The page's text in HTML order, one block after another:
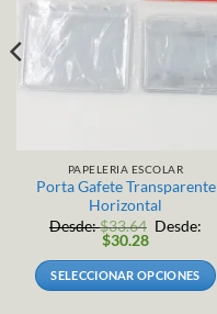
PAPELERIA ESCOLAR
Porta Gafete Transparente
Horizontal
Desde:$33.64 Desde:
$30.28
SELECCIONAR OPCIONES